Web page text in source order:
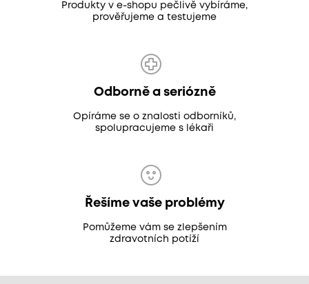
Produkty v e-shopu pečlivě vybíráme,
prověřujeme a testujeme
Odborně a seriózně
Opíráme se o znalosti odborníků,
spolupracujeme s lékaři
Řešíme vaše problémy
Pomůžeme vám se zlepšením
zdravotních potíží